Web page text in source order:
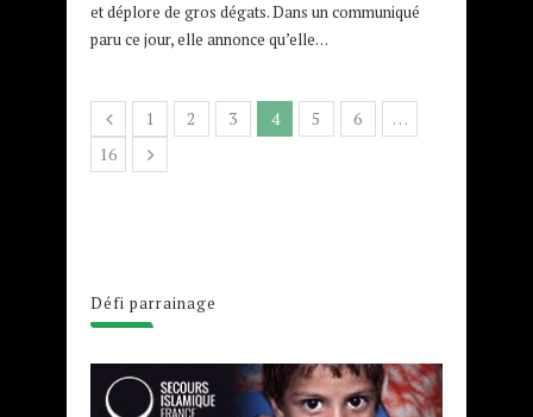
et déplore de gros dégats. Dans un communiqué
paru ce jour, elle annonce qu’elle…
1 2 3 4 5 6
…
16
Défi parrainage